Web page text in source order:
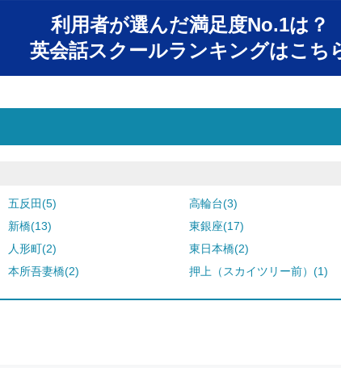
利用者が選んだ満足度No.1は？
英会話スクールランキングはこち
五反田(5) 高輪台(3)
新橋(13) 東銀座(17)
人形町(2) 東日本橋(2)
本所吾妻橋(2) 押上（スカイツリー前）(1)